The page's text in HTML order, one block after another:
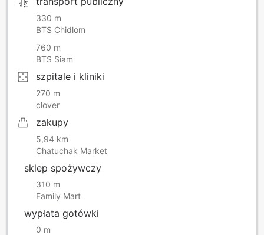
330 m
BTS Chidlom
760 m
BTS Siam
szpitale i kliniki
270 m
clover
zakupy
5,94 km
Chatuchak Market
sklep spożywczy
310 m
Family Mart
wypłata gotówki
0 m